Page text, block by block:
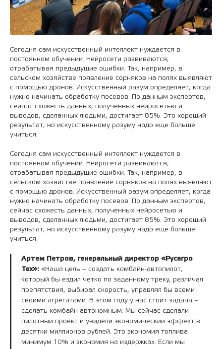
Сегодня сам искусственный интеллект нуждается в
постоянном обучении. Нейросети развиваются,
отрабатывая предыдущие ошибки. Так, например, в
сельском хозяйстве появление сорняков на полях выявляют
с помощью дронов. Искусственный разум определяет, когда
нужно начинать обработку посевов. По данным экспертов,
сейчас схожесть данных, полученных нейросетью и
выводов, сделанных людьми, достигает 85%. Это хороший
результат, но искусственному разуму надо еще больше
учиться.
Сегодня сам искусственный интеллект нуждается в
постоянном обучении. Нейросети развиваются,
отрабатывая предыдущие ошибки. Так, например, в
сельском хозяйстве появление сорняков на полях выявляют
с помощью дронов. Искусственный разум определяет, когда
нужно начинать обработку посевов. По данным экспертов,
сейчас схожесть данных, полученных нейросетью и
выводов, сделанных людьми, достигает 85%. Это хороший
результат, но искусственному разуму надо еще больше
учиться.
Артем Петров, генеральный директор «Русагро
Тех»: «Наша цель – создать комбайн-автопилот,
который бы ездил четко по заданному треку, различал
препятствия, выбирал скорость, управлял бы всеми
своими агрегатами. В этом году у нас стоит задача –
сделать комбайн автономным. Мы сейчас сделали
пилотный проект и увидели экономический эффект в
десятки миллионов рублей. Это экономия топлива
минимум 10% и экономия на издержках. Если мы